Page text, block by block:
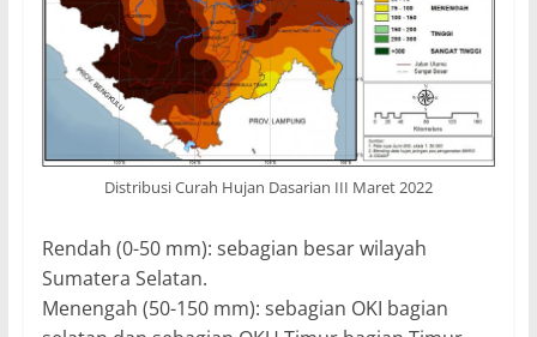
Distribusi Curah Hujan Dasarian III Maret 2022
Rendah (0-50 mm): sebagian besar wilayah
Sumatera Selatan.
Menengah (50-150 mm): sebagian OKI bagian